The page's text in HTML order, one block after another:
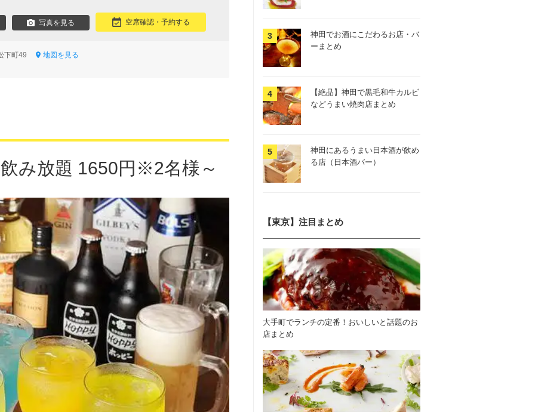
写真を見る 空席確認・予約する
下町49 地図を見る
み放題 1650円※2名様～
神田でお酒にこだわるお店・バ
ーまとめ
【絶品】神田で黒毛和牛カルビ
などうまい焼肉店まとめ
神田にあるうまい日本酒が飲め
る店（日本酒バー）
【東京】注目まとめ
大手町でランチの定番！おいしいと話題のお
店まとめ